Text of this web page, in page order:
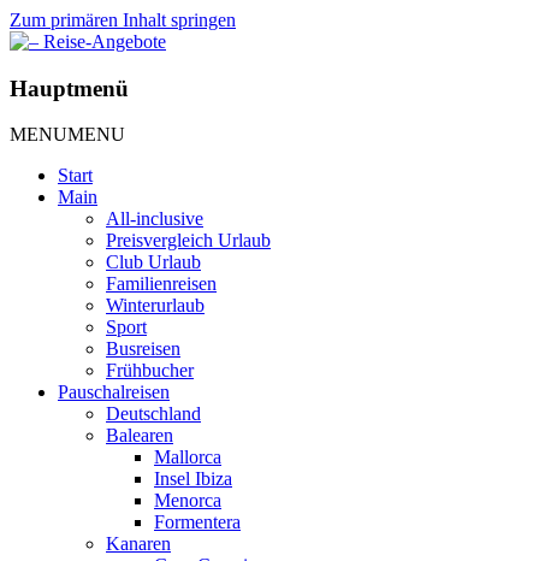
Zum primären Inhalt springen
– Reise-Angebote
Hauptmenü
MENUMENU
Start
Main
All-inclusive
Preisvergleich Urlaub
Club Urlaub
Familienreisen
Winterurlaub
Sport
Busreisen
Frühbucher
Pauschalreisen
Deutschland
Balearen
Mallorca
Insel Ibiza
Menorca
Formentera
Kanaren